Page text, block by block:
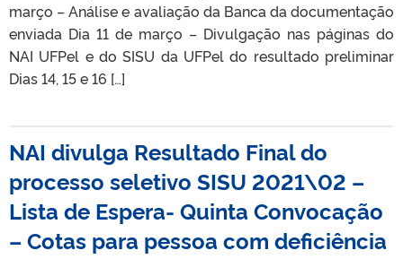
março – Análise e avaliação da Banca da documentação
enviada Dia 11 de março – Divulgação nas páginas do
NAI UFPel e do SISU da UFPel do resultado preliminar
Dias 14, 15 e 16 […]
NAI divulga Resultado Final do
processo seletivo SISU 2021\02 –
Lista de Espera- Quinta Convocação
– Cotas para pessoa com deficiência